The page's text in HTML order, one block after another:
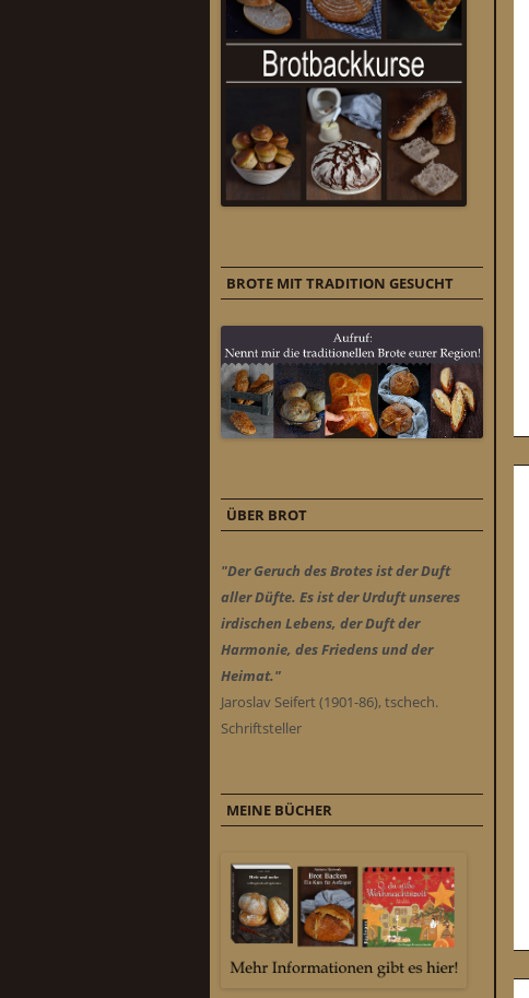
BROTE MIT TRADITION GESUCHT
ÜBER BROT
"Der Geruch des Brotes ist der Duft
aller Düfte. Es ist der Urduft unseres
irdischen Lebens, der Duft der
Harmonie, des Friedens und der
Heimat."
Jaroslav Seifert (1901-86), tschech.
Schriftsteller
MEINE BÜCHER